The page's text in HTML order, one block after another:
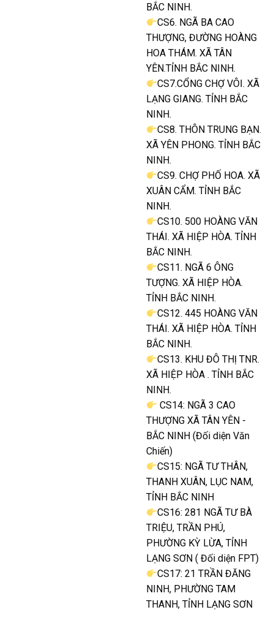
BẮC NINH.
CS6. NGÃ BA CAO
THƯỢNG, ĐƯỜNG HOÀNG
HOA THÁM. XÃ TÂN
YÊN.TỈNH BẮC NINH.
CS7.CỔNG CHỢ VÔI. XÃ
LẠNG GIANG. TỈNH BẮC
NINH.
CS8. THÔN TRUNG BẠN.
XÃ YÊN PHONG. TỈNH BẮC
NINH.
CS9. CHỢ PHỐ HOA. XÃ
XUÂN CẨM. TỈNH BẮC
NINH.
CS10. 500 HOÀNG VĂN
THÁI. XÃ HIỆP HÒA. TỈNH
BẮC NINH.
CS11. NGÃ 6 ÔNG
TƯỢNG. XÃ HIỆP HÒA.
TỈNH BẮC NINH.
CS12. 445 HOÀNG VĂN
THÁI. XÃ HIỆP HÒA. TỈNH
BẮC NINH.
CS13. KHU ĐÔ THỊ TNR.
XÃ HIỆP HÒA . TỈNH BẮC
NINH.
CS14: NGÃ 3 CAO
THƯỢNG XÃ TÂN YÊN -
BẮC NINH (Đối diện Văn
Chiến)
CS15: NGÃ TƯ THÂN,
THANH XUÂN, LỤC NAM,
TỈNH BẮC NINH
CS16: 281 NGÃ TƯ BÀ
TRIỆU, TRẦN PHÚ,
PHƯỜNG KỲ LỪA, TỈNH
LẠNG SƠN ( Đối diện FPT)
CS17: 21 TRẦN ĐĂNG
NINH, PHƯỜNG TAM
THANH, TỈNH LẠNG SƠN